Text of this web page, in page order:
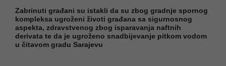
Zabrinuti građani su istakli da su zbog gradnje spornog
kompleksa ugroženi životi građana sa sigurnosnog
aspekta, zdravstvenog zbog isparavanja naftnih
derivata te da je ugroženo snadbijevanje pitkom vodom
u čitavom gradu Sarajevu